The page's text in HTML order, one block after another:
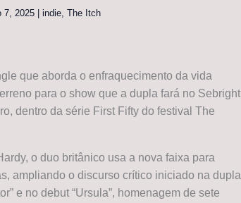
7, 2025 indie The Itch
que aborda o enfraquecimento da vida
para o show que a dupla fará no Sebright
dentro da série First Fifty do festival The
o duo britânico usa a nova faixa para
ampliando o discurso crítico iniciado na dupla
e no debut “Ursula”, homenagem de sete